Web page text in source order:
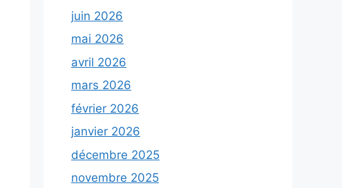
juin 2026
mai 2026
avril 2026
mars 2026
février 2026
janvier 2026
décembre 2025
novembre 2025